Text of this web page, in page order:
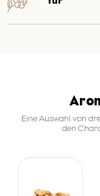
Eine Auswahl von
den